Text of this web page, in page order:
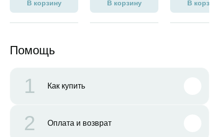
В корзину В корзину В
Помощь
1 Как купить
2 Оплата и возврат